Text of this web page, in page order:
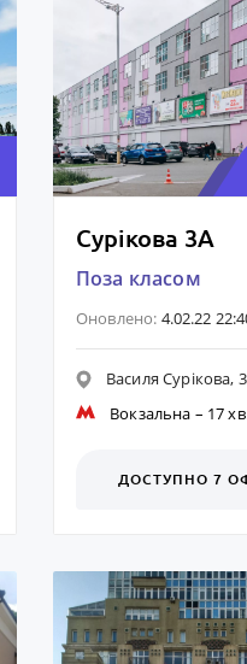
Сурікова 3А
Поза класом
Оновлено: 4.02.22
Василя Сурікова,
Вокзальна – 17
ДОСТУПНО 7